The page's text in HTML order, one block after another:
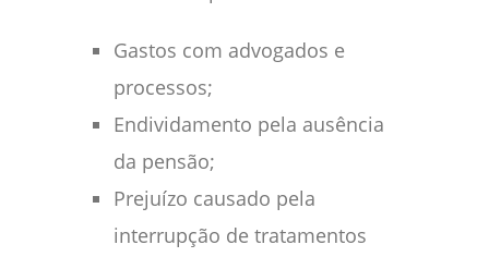
Gastos com advogados e
processos;
Endividamento pela ausência
da pensão;
Prejuízo causado pela
interrupção de tratamentos